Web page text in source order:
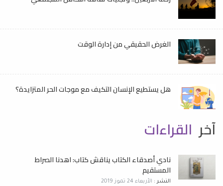
الغرض الحقيقي من إدارة الوقت
هل يستطيع الإنسان التكيف مع موجات الحر المتزايدة؟
آخر القراءات
نادي أصدقاء الكتاب يناقش كتاب: اهدنا الصراط
المستقيم
النشر : الأربعاء 24 تموز 2019